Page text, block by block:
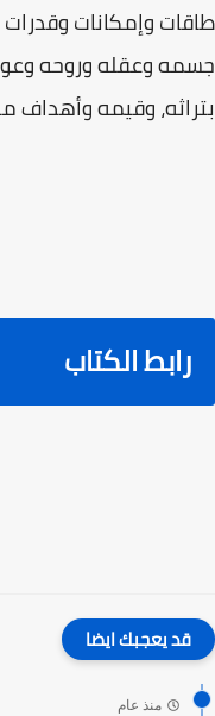
طاقات وإمكانات
جسمه وعقله وروحه
بتراثه، وقيمه وأهداف
رابط الكتاب
قد يعجبك ايضا
منذ عام